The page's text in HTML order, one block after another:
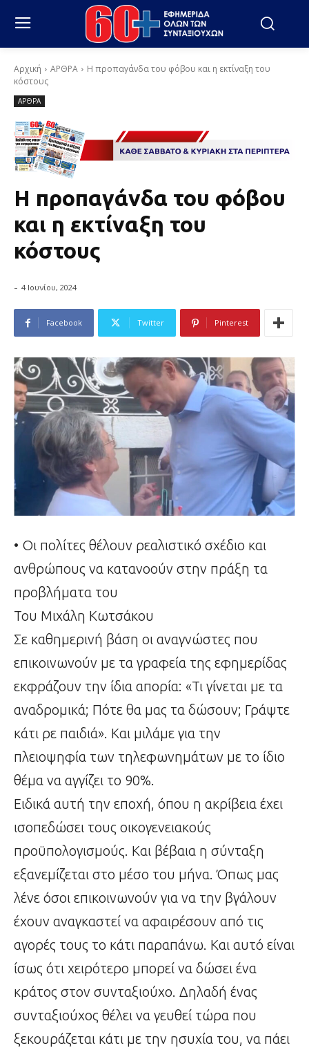
Αρχική ΑΡΘΡΑ
Η προπαγάνδα του φόβου και η εκτίναξη του
κόστους
ΑΡΘΡΑ
Η προπαγάνδα του φόβου
και η εκτίναξη του
κόστους
- 4 Ιουνίου, 2024
Facebook Twitter Pinterest
• Οι πολίτες θέλουν ρεαλιστικό σχέδιο και
ανθρώπους να κατανοούν στην πράξη τα
προβλήματα του
Του Μιχάλη Κωτσάκου
Σε καθημερινή βάση οι αναγνώστες που
επικοινωνούν με τα γραφεία της εφημερίδας
εκφράζουν την ίδια απορία: «Τι γίνεται με τα
αναδρομικά; Πότε θα μας τα δώσουν; Γράψτε
κάτι ρε παιδιά». Και μιλάμε για την
πλειοψηφία των τηλεφωνημάτων με το ίδιο
θέμα να αγγίζει το 90%.
Ειδικά αυτή την εποχή, όπου η ακρίβεια έχει
ισοπεδώσει τους οικογενειακούς
προϋπολογισμούς. Και βέβαια η σύνταξη
εξανεμίζεται στο μέσο του μήνα. Όπως μας
λένε όσοι επικοινωνούν για να την βγάλουν
έχουν αναγκαστεί να αφαιρέσουν από τις
αγορές τους το κάτι παραπάνω. Και αυτό είναι
ίσως ότι χειρότερο μπορεί να δώσει ένα
κράτος στον συνταξιούχο. Δηλαδή ένας
συνταξιούχος θέλει να γευθεί τώρα που
ξεκουράζεται κάτι με την ησυχία του, να πάει